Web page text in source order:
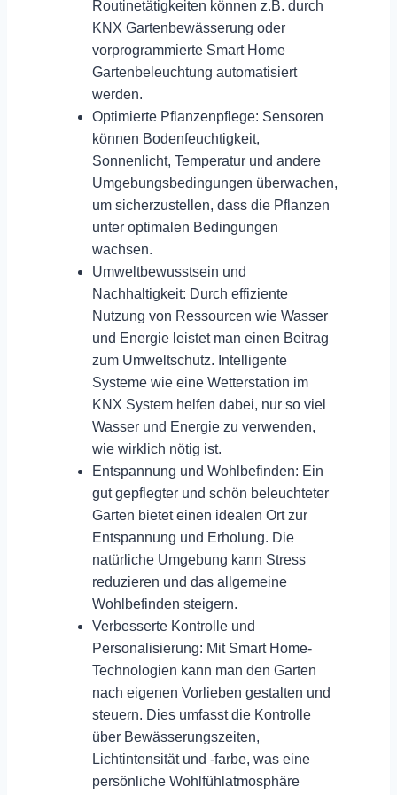
Routinetätigkeiten können z.B. durch
KNX Gartenbewässerung oder
vorprogrammierte Smart Home
Gartenbeleuchtung automatisiert
werden.
Optimierte Pflanzenpflege: Sensoren
können Bodenfeuchtigkeit,
Sonnenlicht, Temperatur und andere
Umgebungsbedingungen überwachen,
um sicherzustellen, dass die Pflanzen
unter optimalen Bedingungen
wachsen.
Umweltbewusstsein und
Nachhaltigkeit: Durch effiziente
Nutzung von Ressourcen wie Wasser
und Energie leistet man einen Beitrag
zum Umweltschutz. Intelligente
Systeme wie eine Wetterstation im
KNX System helfen dabei, nur so viel
Wasser und Energie zu verwenden,
wie wirklich nötig ist.
Entspannung und Wohlbefinden: Ein
gut gepflegter und schön beleuchteter
Garten bietet einen idealen Ort zur
Entspannung und Erholung. Die
natürliche Umgebung kann Stress
reduzieren und das allgemeine
Wohlbefinden steigern.
Verbesserte Kontrolle und
Personalisierung: Mit Smart Home-
Technologien kann man den Garten
nach eigenen Vorlieben gestalten und
steuern. Dies umfasst die Kontrolle
über Bewässerungszeiten,
Lichtintensität und -farbe, was eine
persönliche Wohlfühlatmosphäre